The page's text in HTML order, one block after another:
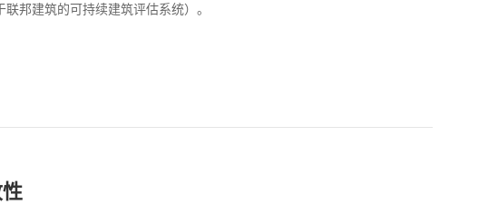
邦建筑的可持续建筑评估系统）。